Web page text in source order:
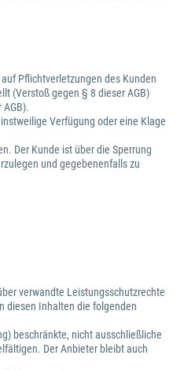
Pflichtverletzungen des Kunden
(Verstoß gegen § 8 dieser AGB)
Verfügung oder eine Klage
Der Kunde ist über die Sperrung
und gegebenenfalls zu
verwandte Leistungsschutzrechte
diesen Inhalten die folgenden
beschränkte, nicht ausschließliche
Der Anbieter bleibt auch